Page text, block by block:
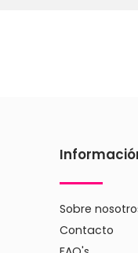
Sobre
Contacto